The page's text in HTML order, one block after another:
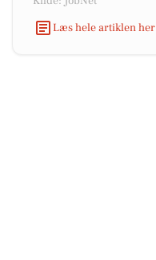
Læs hele artiklen her